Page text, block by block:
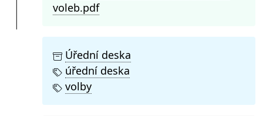
voleb.pdf
Úřední deska
úřední deska
volby